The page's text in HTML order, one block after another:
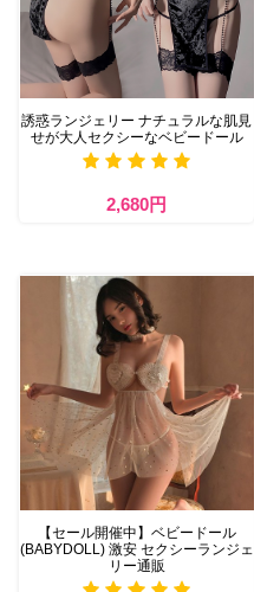
誘惑ランジェリー ナチュラルな肌見
せが大人セクシーなベビードール
2,680円
【セール開催中】ベビードール
(BABYDOLL) 激安 セクシーランジェ
リー通販